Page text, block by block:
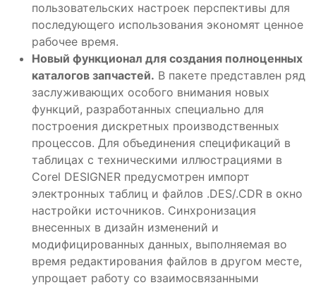
пользовательских настроек перспективы для
последующего использования экономят ценное
рабочее время.
Новый функционал для создания полноценных
каталогов запчастей. В пакете представлен ряд
заслуживающих особого внимания новых
функций, разработанных специально для
построения дискретных производственных
процессов. Для объединения спецификаций в
таблицах с техническими иллюстрациями в
Corel DESIGNER предусмотрен импорт
электронных таблиц и файлов .DES/.CDR в окно
настройки источников. Синхронизация
внесенных в дизайн изменений и
модифицированных данных, выполняемая во
время редактирования файлов в другом месте,
упрощает работу со взаимосвязанными